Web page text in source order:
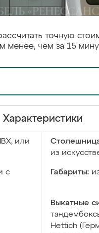
точную
менее, чем за 15
Характеристики
или
из
с
Габариты:
Выкатные
Hettich